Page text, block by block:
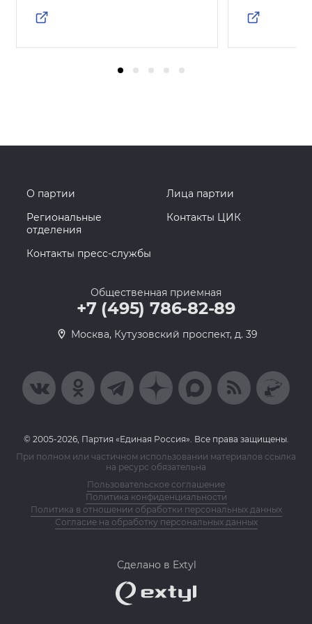
О партии
Лица партии
Региональные
отделения
Контакты ЦИК
Контакты пресс-службы
Общественная приемная
+7 (495) 786-82-89
Москва, Кутузовский проспект, д. 39
© 2005-2026, Партия «Единая Россия». Все права защищены.
При полном или частичном использовании материалов ссылка
на ресурс обязательна
Пользовательское соглашение
Политика конфиденциальности
Политика в отношении обработки персональных данных
Согласие на обработку персональных данных
Сделано в Extyl